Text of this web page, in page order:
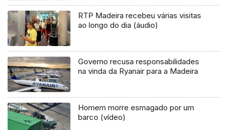
RTP Madeira recebeu várias visitas
ao longo do dia (áudio)
Governo recusa responsabilidades
na vinda da Ryanair para a Madeira
Homem morre esmagado por um
barco (vídeo)